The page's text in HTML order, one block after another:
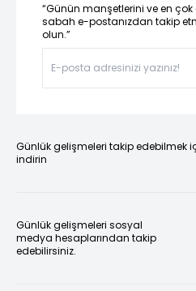
“Günün manşetlerini ve en
sabah e-postanızdan takip
olun.”
Günlük gelişmeleri takip edebilmek
indirin
Günlük gelişmeleri sosyal
medya hesaplarından takip
edebilirsiniz.